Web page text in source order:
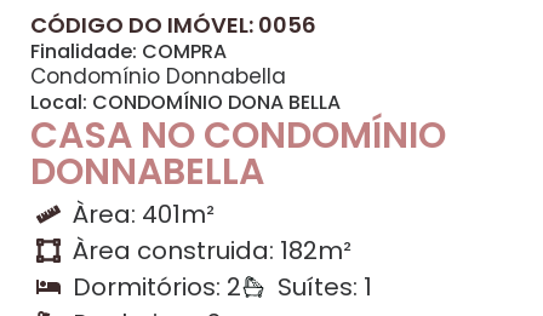
CÓDIGO DO IMÓVEL: 0056
Finalidade: COMPRA
Condomínio Donnabella
Local: CONDOMÍNIO DONA BELLA
CASA NO CONDOMÍNIO
DONNABELLA
Àrea: 401m²
Àrea construida: 182m²
Dormitórios: 2
Suítes: 1